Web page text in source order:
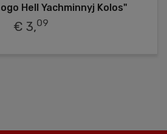
Hell Yachminnyj Kolos"
€ 3,09